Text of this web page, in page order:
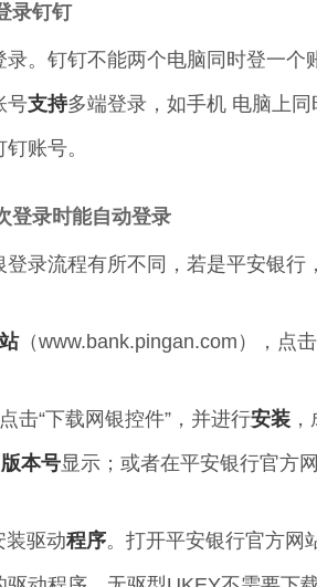
录钉钉
录。钉钉不能两个电脑同时登一个
号支持多端登录，如手机 电脑上
账号。
登录时能自动登录
录流程有所不同，若是平安银行
（www.bank.pingan.com），点
击“下载网银控件”，并进行安装，
版本号显示；或者在平安银行官方
装驱动程序。打开平安银行官方网